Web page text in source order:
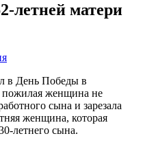
летней матери
в День Победы в
женщина не
сына и зарезала
женщина, которая
летнего сына.